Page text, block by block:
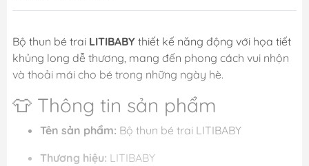
Bộ thun bé trai LITIBABY thiết kế năng động với họa tiết
khủng long dễ thương, mang đến phong cách vui nhộn
và thoải mái cho bé trong những ngày hè.
👕 Thông tin sản phẩm
Tên sản phẩm: Bộ thun bé trai LITIBABY
Thương hiệu: LITIBABY